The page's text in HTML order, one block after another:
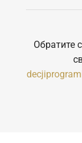
Обратите